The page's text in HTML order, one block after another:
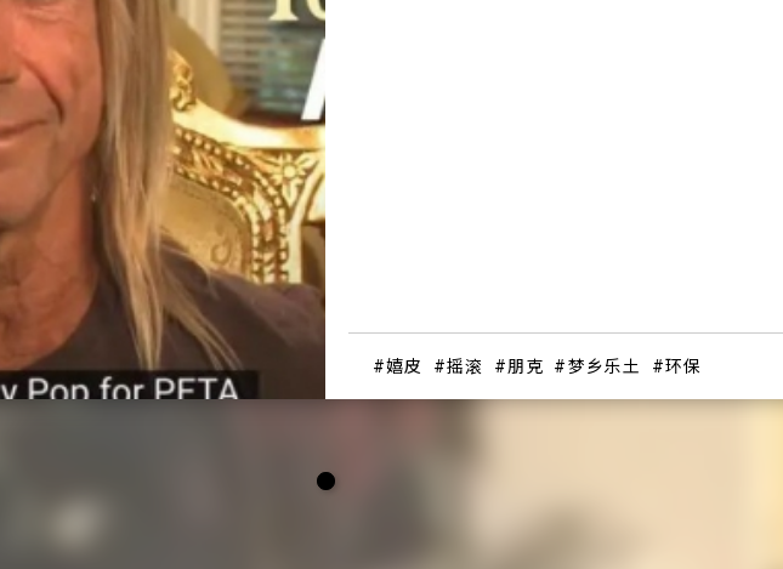
嬉皮 摇滚 朋克 梦乡乐土 环保